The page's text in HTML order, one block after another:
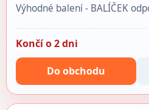
Výhodné balení - BALÍČEK
Končí o 2 dni
Do obchodu